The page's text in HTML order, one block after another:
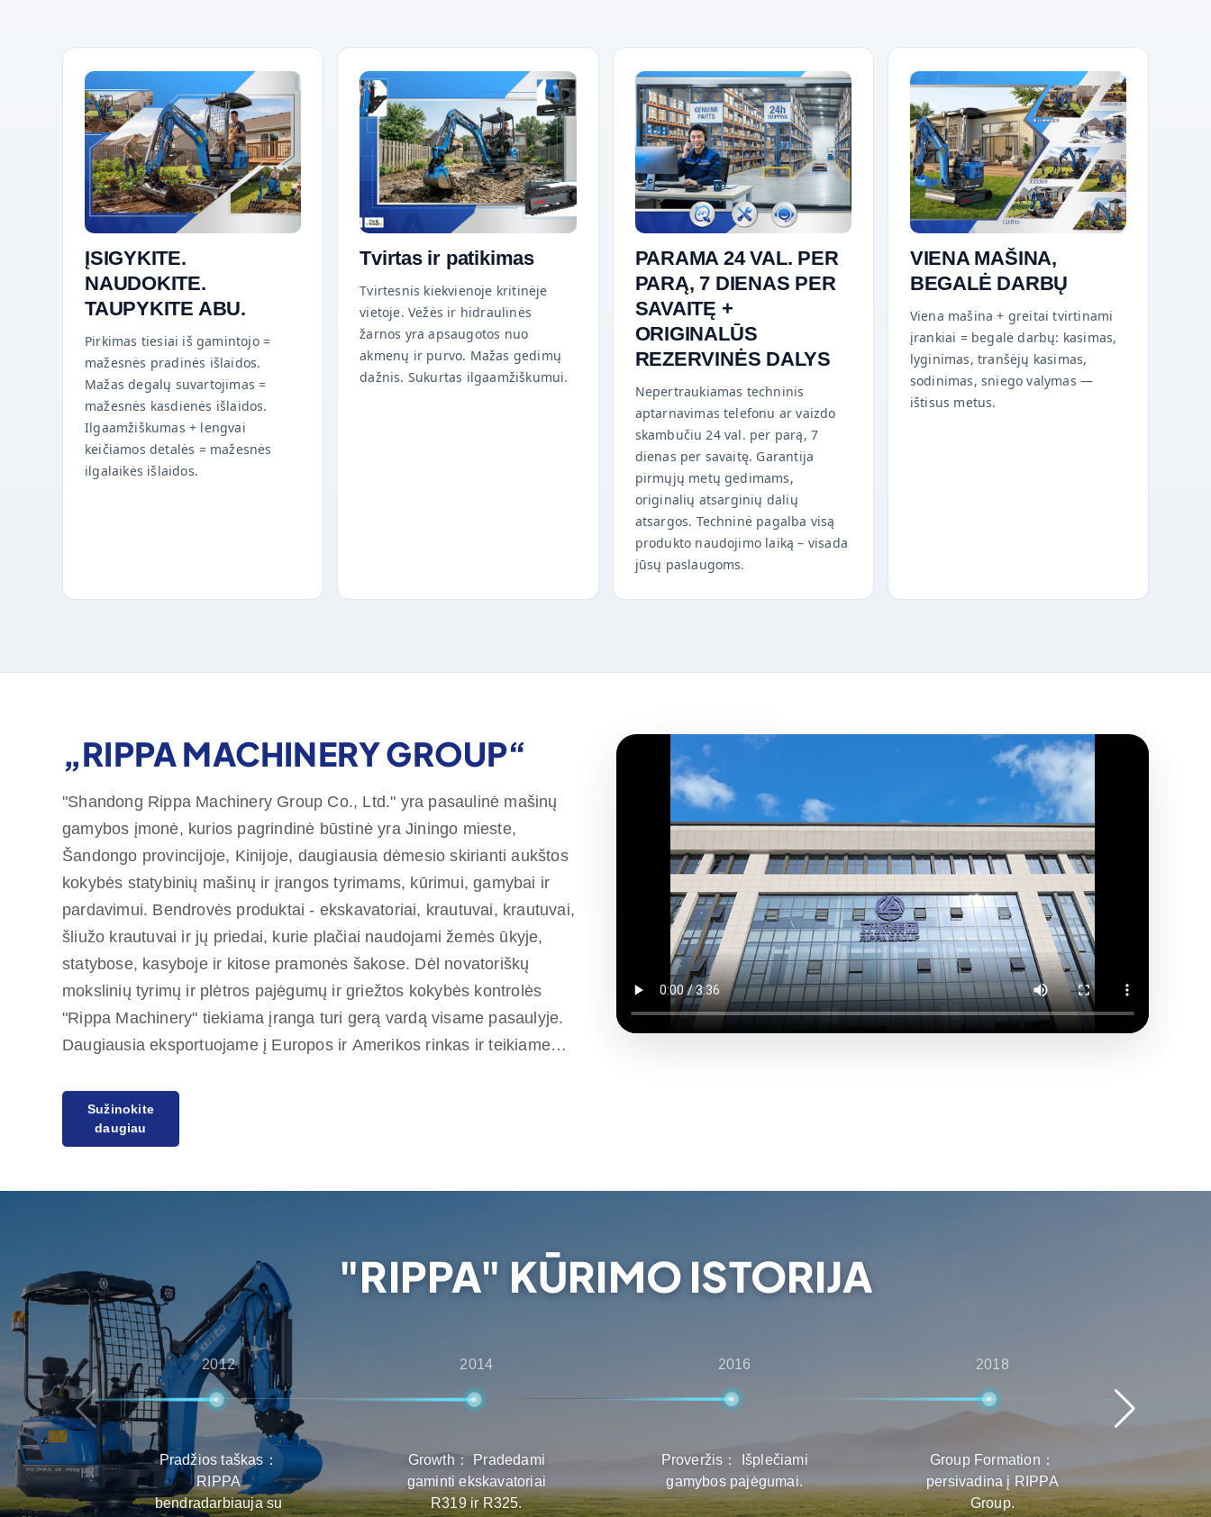
ĮSIGYKITE.
NAUDOKITE.
TAUPYKITE ABU.
Pirkimas tiesiai iš gamintojo =
mažesnės pradinės išlaidos.
Mažas degalų suvartojimas =
mažesnės kasdienės išlaidos.
Ilgaamžiškumas + lengvai
keičiamos detalės = mažesnės
ilgalaikės išlaidos.
Tvirtas ir patikimas
Tvirtesnis kiekvienoje kritinėje
vietoje. Vėžės ir hidraulinės
žarnos yra apsaugotos nuo
akmenų ir purvo. Mažas gedimų
dažnis. Sukurtas ilgaamžiškumui.
PARAMA 24 VAL. PER
PARĄ, 7 DIENAS PER
SAVAITĘ +
ORIGINALŪS
REZERVINĖS DALYS
Nepertraukiamas techninis
aptarnavimas telefonu ar vaizdo
skambučiu 24 val. per parą, 7
dienas per savaitę. Garantija
pirmųjų metų gedimams,
originalių atsarginių dalių
atsargos. Techninė pagalba visą
produkto naudojimo laiką – visada
jūsų paslaugoms.
VIENA MAŠINA,
BEGALĖ DARBŲ
Viena mašina + greitai tvirtinami
įrankiai = begalė darbų: kasimas,
lyginimas, tranšėjų kasimas,
sodinimas, sniego valymas —
ištisus metus.
„RIPPA MACHINERY GROUP“
"Shandong Rippa Machinery Group Co., Ltd." yra pasaulinė mašinų
gamybos įmonė, kurios pagrindinė būstinė yra Jiningo mieste,
Šandongo provincijoje, Kinijoje, daugiausia dėmesio skirianti aukštos
kokybės statybinių mašinų ir įrangos tyrimams, kūrimui, gamybai ir
pardavimui. Bendrovės produktai - ekskavatoriai, krautuvai, krautuvai,
šliužo krautuvai ir jų priedai, kurie plačiai naudojami žemės ūkyje,
statybose, kasyboje ir kitose pramonės šakose. Dėl novatoriškų
mokslinių tyrimų ir plėtros pajėgumų ir griežtos kokybės kontrolės
"Rippa Machinery" tiekiama įranga turi gerą vardą visame pasaulyje.
Daugiausia eksportuojame į Europos ir Amerikos rinkas ir teikiame
susijusius su ekonomiškais ir aukštos kokybės gaminiais. Be to, "Rippa"
turi daugybę atstovų visame pasaulyje, teikiančių vieno langelio principu
Sužinokite
daugiau
"RIPPA" KŪRIMO ISTORIJA
2012
Pradžios taškas：
RIPPA
bendradarbiauja su
2014
Growth： Pradedami
gaminti ekskavatoriai
R319 ir R325.
2016
Proveržis： Išplečiami
gamybos pajėgumai.
2018
Group Formation：
persivadina į RIPPA
Group.